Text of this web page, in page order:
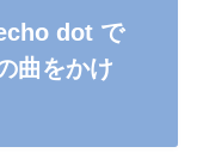
dot で
曲をかけ